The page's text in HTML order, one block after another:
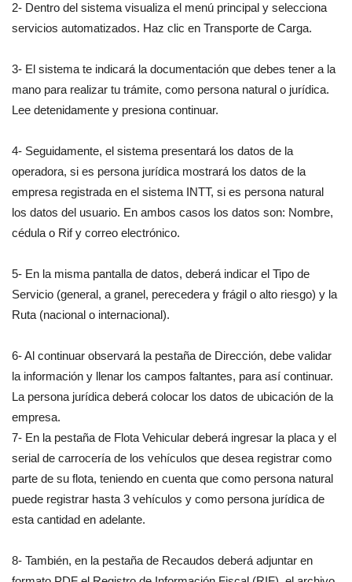
2- Dentro del sistema visualiza el menú principal y selecciona
servicios automatizados. Haz clic en Transporte de Carga.
3- El sistema te indicará la documentación que debes tener a la
mano para realizar tu trámite, como persona natural o jurídica.
Lee detenidamente y presiona continuar.
4- Seguidamente, el sistema presentará los datos de la
operadora, si es persona jurídica mostrará los datos de la
empresa registrada en el sistema INTT, si es persona natural
los datos del usuario. En ambos casos los datos son: Nombre,
cédula o Rif y correo electrónico.
5- En la misma pantalla de datos, deberá indicar el Tipo de
Servicio (general, a granel, perecedera y frágil o alto riesgo) y la
Ruta (nacional o internacional).
6- Al continuar observará la pestaña de Dirección, debe validar
la información y llenar los campos faltantes, para así continuar.
La persona jurídica deberá colocar los datos de ubicación de la
empresa.
7- En la pestaña de Flota Vehicular deberá ingresar la placa y el
serial de carrocería de los vehículos que desea registrar como
parte de su flota, teniendo en cuenta que como persona natural
puede registrar hasta 3 vehículos y como persona jurídica de
esta cantidad en adelante.
8- También, en la pestaña de Recaudos deberá adjuntar en